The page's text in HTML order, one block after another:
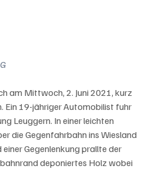
am Mittwoch, 2. Juni 2021, kurz
Ein 19-jähriger Automobilist fuhr
Leuggern. In einer leichten
die Gegenfahrbahn ins Wiesland
Gegenlenkung prallte der
deponiertes Holz wobei